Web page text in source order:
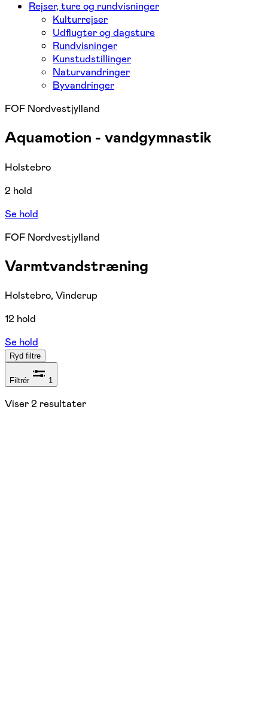
Rejser, ture og rundvisninger
Kulturrejser
Udflugter og dagsture
Rundvisninger
Kunstudstillinger
Naturvandringer
Byvandringer
FOF Nordvestjylland
Aquamotion - vandgymnastik
Holstebro
2 hold
Se hold
FOF Nordvestjylland
Varmtvandstræning
Holstebro, Vinderup
12 hold
Se hold
Ryd filtre
Filtrér 1
Viser2 resultater